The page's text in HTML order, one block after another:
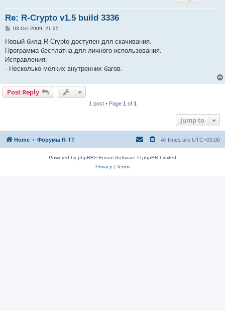
Re: R-Crypto v1.5 build 3336
P
s
03 Oct 2009, 21:25
Новый билд R-Crypto доступен для скачивания.
Программа бесплатна для личного использования.
Исправления:
- Несколько мелких внутренних багов.
Post Reply
1 post • Page 1 of 1
Jump to
Home Форумы R-TT All times are UTC+03:00
Powered by phpBB® Forum Software © phpBB Limited
Privacy| Terms